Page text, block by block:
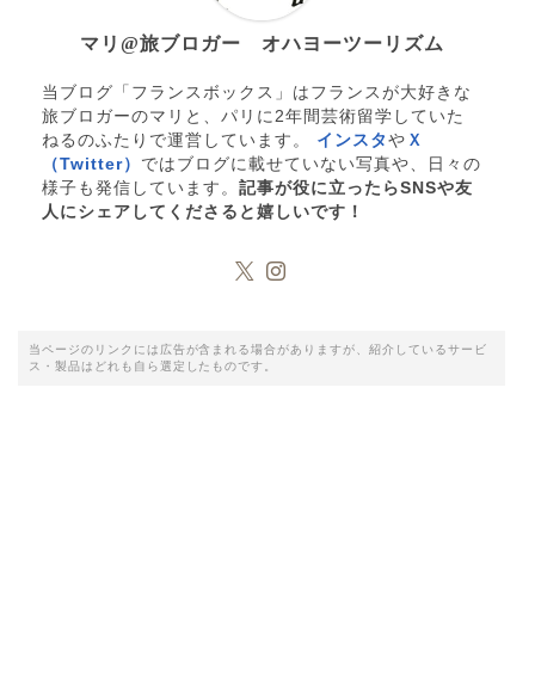
マリ@旅ブロガー オハヨーツーリズム
当ブログ「フランスボックス」はフランスが大好きな
旅ブロガーのマリと、パリに2年間芸術留学していた
ねるのふたりで運営しています。 インスタ や Ｘ
（Twitter） ではブログに載せていない写真や、日々の
様子も発信しています。 記事が役に立ったらSNSや友
人にシェアしてくださると嬉しいです！
当ページのリンクには広告が含まれる場合がありますが、紹介しているサービ
ス・製品はどれも自ら選定したものです。